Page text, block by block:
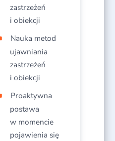
zastrzeżeń
i obiekcji​
Nauka metod
ujawniania
zastrzeżeń
i obiekcji​
Proaktywna
postawa
w momencie
pojawienia się